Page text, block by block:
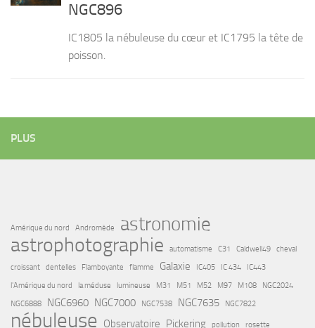
NGC896
IC1805 la nébuleuse du cœur et IC1795 la tête de
poisson.
PLUS
Amérique du nord Andromède astronomie
astrophotographie automatisme C31 Caldwell49
cheval
croissant
dentelles Flamboyante flamme Galaxie IC405 IC 434
IC443
l'Amérique du nord
la méduse lumineuse M31 M51 M52 M97 M108
NGC2024
NGC6888
NGC6960 NGC7000 NGC7538 NGC7635 NGC7822
nébuleuse Observatoire Pickering pollution rosette